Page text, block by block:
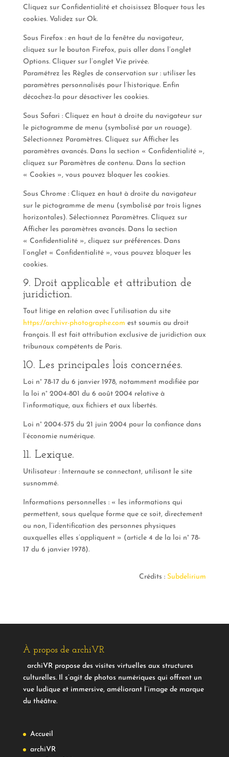
Cliquez sur Confidentialité et choisissez Bloquer tous les
cookies. Validez sur Ok.
Sous Firefox : en haut de la fenêtre du navigateur,
cliquez sur le bouton Firefox, puis aller dans l’onglet
Options. Cliquer sur l’onglet Vie privée.
Paramétrez les Règles de conservation sur : utiliser les
paramètres personnalisés pour l’historique. Enfin
décochez-la pour désactiver les cookies.
Sous Safari : Cliquez en haut à droite du navigateur sur
le pictogramme de menu (symbolisé par un rouage).
Sélectionnez Paramètres. Cliquez sur Afficher les
paramètres avancés. Dans la section « Confidentialité »,
cliquez sur Paramètres de contenu. Dans la section
« Cookies », vous pouvez bloquer les cookies.
Sous Chrome : Cliquez en haut à droite du navigateur
sur le pictogramme de menu (symbolisé par trois lignes
horizontales). Sélectionnez Paramètres. Cliquez sur
Afficher les paramètres avancés. Dans la section
« Confidentialité », cliquez sur préférences. Dans
l’onglet « Confidentialité », vous pouvez bloquer les
cookies.
9. Droit applicable et attribution de
juridiction.
Tout litige en relation avec l’utilisation du site
https://archivr-photographe.com est soumis au droit
français. Il est fait attribution exclusive de juridiction aux
tribunaux compétents de Paris.
10. Les principales lois concernées.
Loi n° 78-17 du 6 janvier 1978, notamment modifiée par
la loi n° 2004-801 du 6 août 2004 relative à
l’informatique, aux fichiers et aux libertés.
Loi n° 2004-575 du 21 juin 2004 pour la confiance dans
l’économie numérique.
11. Lexique.
Utilisateur : Internaute se connectant, utilisant le site
susnommé.
Informations personnelles : « les informations qui
permettent, sous quelque forme que ce soit, directement
ou non, l’identification des personnes physiques
auxquelles elles s’appliquent » (article 4 de la loi n° 78-
17 du 6 janvier 1978).
Crédits :Subdelirium
À propos de archiVR
archiVR propose des visites virtuelles aux structures
culturelles. Il s’agit de photos numériques qui offrent un
vue ludique et immersive, améliorant l’image de marque
du théâtre.
Accueil
archiVR